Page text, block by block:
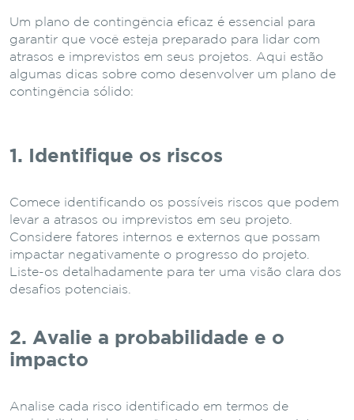
Um plano de contingência eficaz é essencial para
garantir que você esteja preparado para lidar com
atrasos e imprevistos em seus projetos. Aqui estão
algumas dicas sobre como desenvolver um plano de
contingência sólido:
1. Identifique os riscos
Comece identificando os possíveis riscos que podem
levar a atrasos ou imprevistos em seu projeto.
Considere fatores internos e externos que possam
impactar negativamente o progresso do projeto.
Liste-os detalhadamente para ter uma visão clara dos
desafios potenciais.
2. Avalie a probabilidade e o
impacto
Analise cada risco identificado em termos de